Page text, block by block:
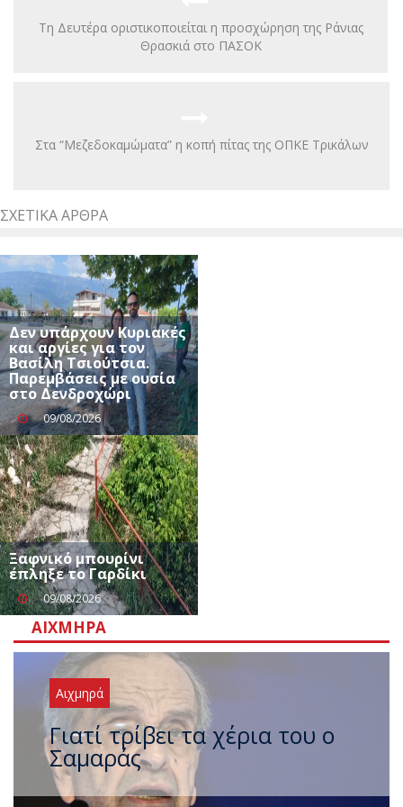
Τη Δευτέρα οριστικοποιείται η προσχώρηση της Ράνιας
Θρασκιά στο ΠΑΣΟΚ
Στα “Μεζεδοκαμώματα” η κοπή πίτας της ΟΠΚΕ Τρικάλων
ΣΧΕΤΙΚΆ ΆΡΘΡΑ
Δεν υπάρχουν Κυριακές
και αργίες για τον
Βασίλη Τσιούτσια.
Παρεμβάσεις με ουσία
στο Δενδροχώρι
09/08/2026
Ξαφνικό μπουρίνι
έπληξε το Γαρδίκι
09/08/2026
ΑΙΧΜΗΡΆ
Αιχμηρά
Ξαναχτύπησαν